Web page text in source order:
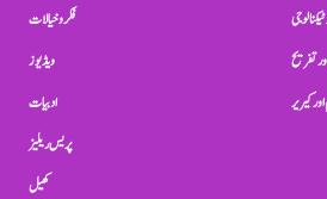
فکر و خیالات
ویڈیوز
ادبیات
پریس ریلیز
کھیل
تفریح
کیریر